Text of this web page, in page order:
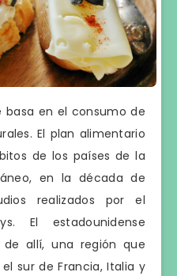
basa en el consumo de
El plan alimentario
de los países de la
en la década de
realizados por el
El estadounidense
allí, una región que
sur de Francia, Italia y